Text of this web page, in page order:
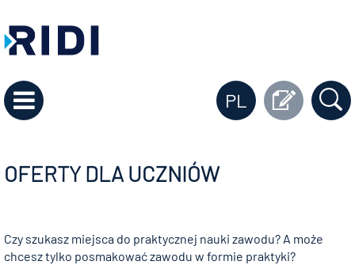
PL
OFERTY DLA UCZNIÓW
Czy szukasz miejsca do praktycznej nauki zawodu? A może
chcesz tylko posmakować zawodu w formie praktyki?